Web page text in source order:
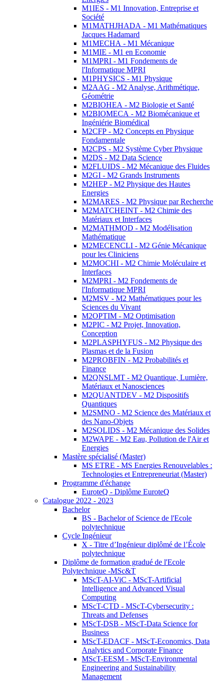
M1IES - M1 Innovation, Entreprise et
Société
M1MATHJHADA - M1 Mathématiques
Jacques Hadamard
M1MECHA - M1 Mécanique
M1MIE - M1 en Economie
M1MPRI - M1 Fondements de
l'Informatique MPRI
M1PHYSICS - M1 Physique
M2AAG - M2 Analyse, Arithmétique,
Géométrie
M2BIOHEA - M2 Biologie et Santé
M2BIOMECA - M2 Biomécanique et
Ingéniérie Biomédical
M2CFP - M2 Concepts en Physique
Fondamentale
M2CPS - M2 Système Cyber Physique
M2DS - M2 Data Science
M2FLUIDS - M2 Mécanique des Fluides
M2GI - M2 Grands Instruments
M2HEP - M2 Physique des Hautes
Energies
M2MARES - M2 Physique par Recherche
M2MATCHEINT - M2 Chimie des
Matériaux et Interfaces
M2MATHMOD - M2 Modélisation
Mathématique
M2MECENCLI - M2 Génie Mécanique
pour les Cliniciens
M2MOCHI - M2 Chimie Moléculaire et
Interfaces
M2MPRI - M2 Fondements de
l'Informatique MPRI
M2MSV - M2 Mathématiques pour les
Sciences du Vivant
M2OPTIM - M2 Optimisation
M2PIC - M2 Projet, Innovation,
Conception
M2PLASPHYFUS - M2 Physique des
Plasmas et de la Fusion
M2PROBFIN - M2 Probabilités et
Finance
M2QNSLMT - M2 Quantique, Lumière,
Matériaux et Nanosciences
M2QUANTDEV - M2 Dispositifs
Quantiques
M2SMNO - M2 Science des Matériaux et
des Nano-Objets
M2SOLIDS - M2 Mécanique des Solides
M2WAPE - M2 Eau, Pollution de l'Air et
Energies
Mastère spécialisé (Master)
MS ETRE - MS Energies Renouvelables :
Technologies et Entrepreneuriat (Master)
Programme d'échange
EuroteQ - Diplôme EuroteQ
Catalogue 2022 - 2023
Bachelor
BS - Bachelor of Science de l'Ecole
polytechnique
Cycle Ingénieur
X - Titre d’Ingénieur diplômé de l’École
polytechnique
Diplôme de formation gradué de l'Ecole
Polytechnique -MSc&T
MScT-AI-ViC - MScT-Artificial
Intelligence and Advanced Visual
Computing
MScT-CTD - MScT-Cybersecurity :
Threats and Defenses
MScT-DSB - MScT-Data Science for
Business
MScT-EDACF - MScT-Economics, Data
Analytics and Corporate Finance
MScT-EESM - MScT-Environmental
Engineering and Sustainability
Management